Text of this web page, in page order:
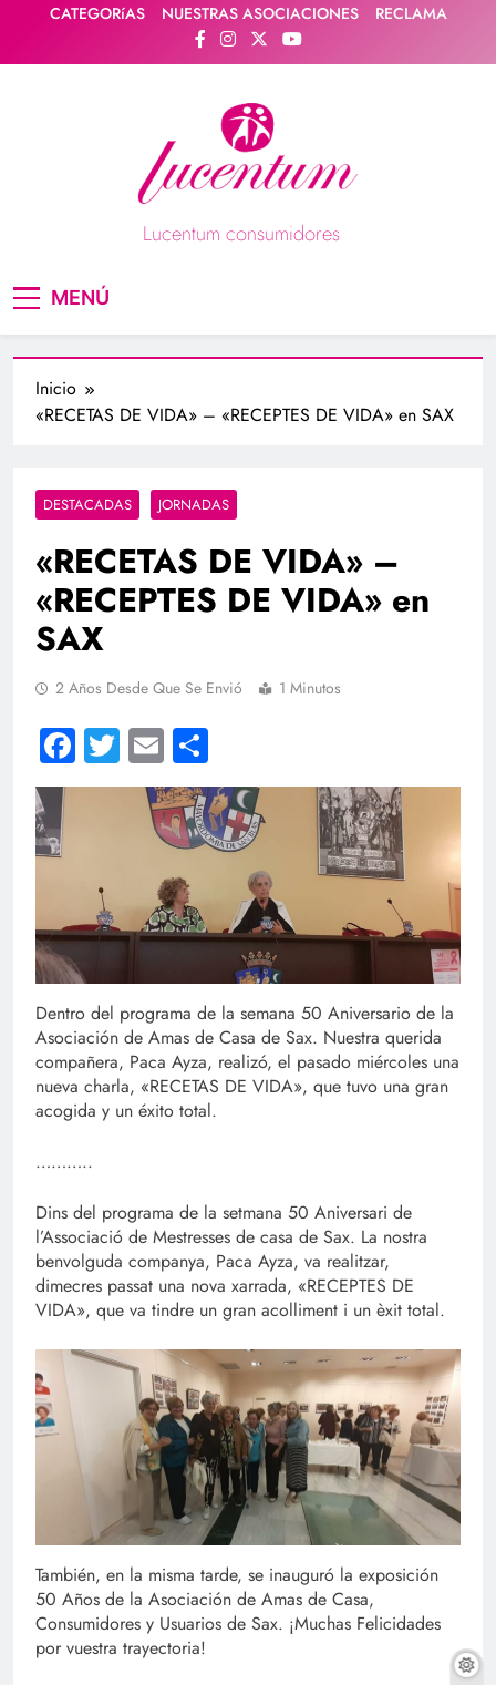
contenido
CATEGORíAS NUESTRAS ASOCIACIONES RECLAMA
Lucentum consumidores
MENÚ
Inicio
«RECETAS DE VIDA» – «RECEPTES DE VIDA» en SAX
DESTACADAS JORNADAS
«RECETAS DE VIDA» –
«RECEPTES DE VIDA» en
SAX
2 Años Desde Que Se Envió 1 Minutos
Facebook
Twitter
Email
Dentro del programa de la semana 50 Aniversario de la
Asociación de Amas de Casa de Sax. Nuestra querida
compañera, Paca Ayza, realizó, el pasado miércoles una
nueva charla, «RECETAS DE VIDA», que tuvo una gran
acogida y un éxito total.
………..
Dins del programa de la setmana 50 Aniversari de
l’Associació de Mestresses de casa de Sax. La nostra
benvolguda companya, Paca Ayza, va realitzar,
dimecres passat una nova xarrada, «RECEPTES DE
VIDA», que va tindre un gran acolliment i un èxit total.
También, en la misma tarde, se inauguró la exposición
50 Años de la Asociación de Amas de Casa,
Consumidores y Usuarios de Sax. ¡Muchas Felicidades
por vuestra trayectoria!